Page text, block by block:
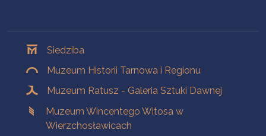
Siedziba
Muzeum Historii Tarnowa i Regionu
Muzeum Ratusz - Galeria Sztuki Dawnej
Muzeum Wincentego Witosa w
Wierzchosławicach